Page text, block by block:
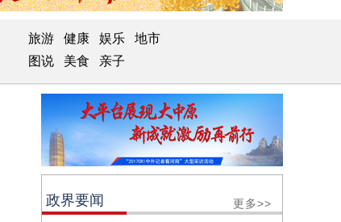
旅游 健康 娱乐
地市
图说 美食 亲子
政界要闻 更多>>